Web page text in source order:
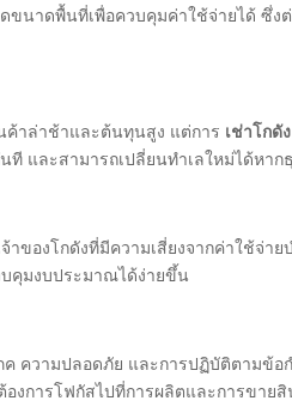
าดพื้นที่เพื่อควบคุมค่าใช้จ่ายได้ ซึ่งต่
ค้าล่าช้าและต้นทุนสูง แต่การ เช่าโกดัง
ที และสามารถเปลี่ยนทำเลใหม่ได้หา
าของโกดังที่มีความเสี่ยงจากค่าใช้จ่า
คุมงบประมาณได้ง่ายขึ้น
ค ความปลอดภัย และการปฏิบัติตามข้
องการโฟกัสไปที่การผลิตและการขาย